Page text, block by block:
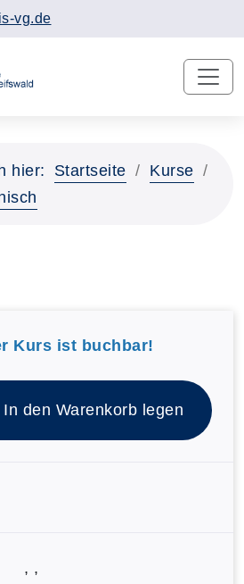
vg.de
hier: Startseite
Kurse
Kurs ist buchbar!
In den Warenkorb legen
, ,